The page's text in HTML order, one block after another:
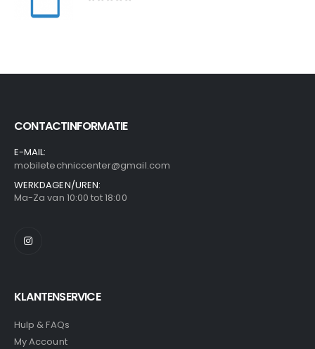
CONTACTINFORMATIE
E-MAIL:
mobiletechniccenter@gmail.com
WERKDAGEN/UREN:
Ma-Za van 10:00 tot 18:00
KLANTENSERVICE
Hulp & FAQs
My Account